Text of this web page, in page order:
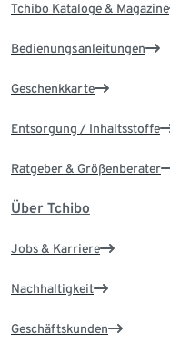
Tchibo Kataloge & Magazine
Bedienungsanleitungen
Geschenkkarte
Entsorgung / Inhaltsstoffe
Ratgeber & Größenberater
Über Tchibo
Jobs & Karriere
Nachhaltigkeit
Geschäftskunden